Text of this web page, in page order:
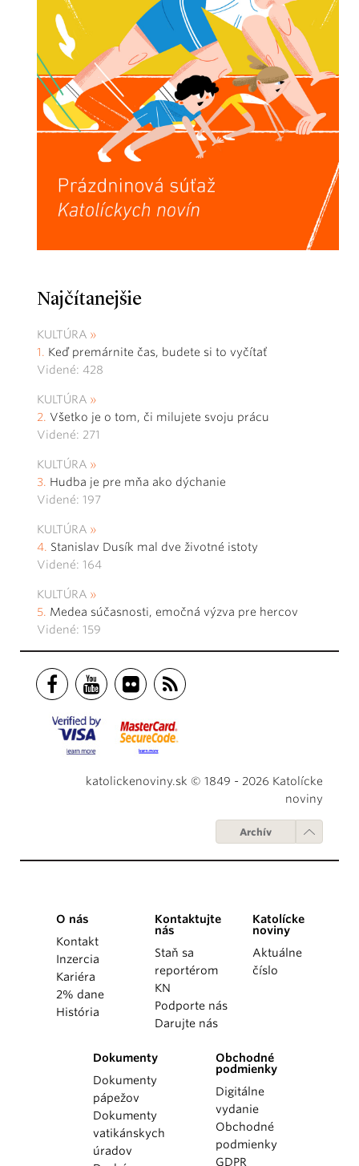
Najčítanejšie
KULTÚRA
Keď premárnite čas, budete si to vyčítať
Videné: 428
KULTÚRA
Všetko je o tom, či milujete svoju prácu
Videné: 271
KULTÚRA
Hudba je pre mňa ako dýchanie
Videné: 197
KULTÚRA
Stanislav Dusík mal dve životné istoty
Videné: 164
KULTÚRA
Medea súčasnosti, emočná výzva pre hercov
Videné: 159
katolickenoviny.sk © 1849 - 2026 Katolícke
noviny
Archív
O nás
Kontakt
Inzercia
Kariéra
2% dane
História
Kontaktujte
nás
Staň sa
reportérom
KN
Podporte nás
Darujte nás
Katolícke
noviny
Aktuálne
číslo
Dokumenty
Dokumenty
pápežov
Dokumenty
vatikánskych
úradov
Obchodné
podmienky
Digitálne
vydanie
Obchodné
podmienky
GDPR